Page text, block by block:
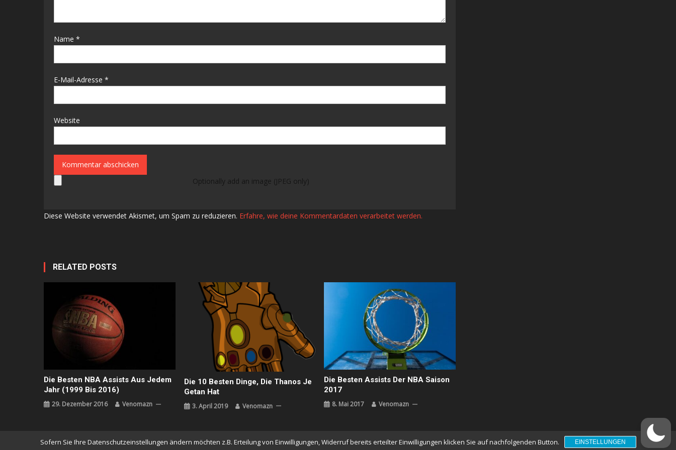
Name *
E-Mail-Adresse *
Website
Optionally add an image (JPEG only)
Diese Website verwendet Akismet, um Spam zu reduzieren. Erfahre, wie deine Kommentardaten verarbeitet werden.
RELATED POSTS
Die Besten NBA Assists Aus Jedem
Jahr (1999 Bis 2016)
29. Dezember 2016 Venomazn
Die 10 Besten Dinge, Die Thanos Je
Getan Hat
3. April 2019 Venomazn
Die Besten Assists Der NBA Saison
2017
8. Mai 2017 Venomazn
News Vibrant|Theme: News Vibrant byCodeVibrant.
Sofern Sie Ihre Datenschutzeinstellungen ändern möchten z.B. Erteilung von Einwilligungen, Widerruf bereits erteilter Einwilligungen klicken Sie auf nachfolgenden Button. EINSTELLUNGEN